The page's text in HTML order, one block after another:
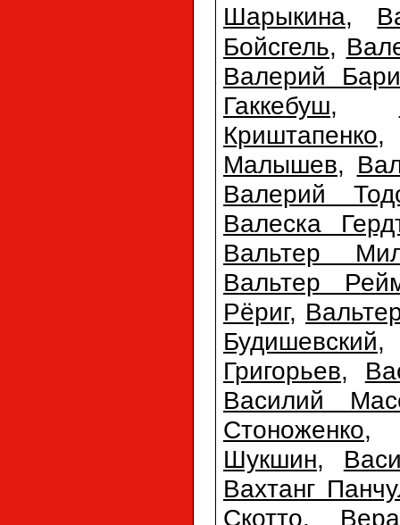
Шарыкина,
Бойсгель,
Валерий
Гаккебуш,
Криштапенко
Малышев,
Валерий
Валеска
Вальтер
Вальтер
Рёриг,
Будишевский
Григорьев,
Василий
Стоноженко
Шукшин,
Вахтанг
Скотто,